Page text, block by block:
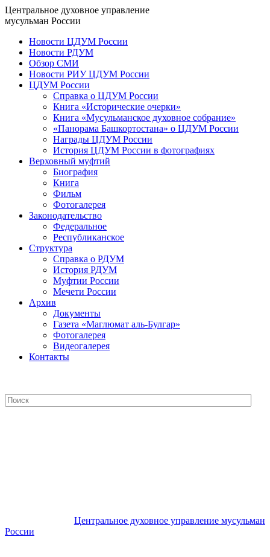
Центральное духовное управление
мусульман России
Новости ЦДУМ России
Новости РДУМ
Обзор СМИ
Новости РИУ ЦДУМ России
ЦДУМ России
Справка о ЦДУМ России
Книга «Исторические очерки»
Книга «Мусульманское духовное собрание»
«Панорама Башкортостана» о ЦДУМ России
Награды ЦДУМ России
История ЦДУМ России в фотографиях
Верховный муфтий
Биография
Книга
Фильм
Фотогалерея
Законодательство
Федеральное
Республиканское
Структура
Справка о РДУМ
История РДУМ
Муфтии России
Мечети России
Архив
Документы
Газета «Маглюмат аль-Булгар»
Фотогалерея
Видеогалерея
Контакты
Центральное духовное управление мусульман
России